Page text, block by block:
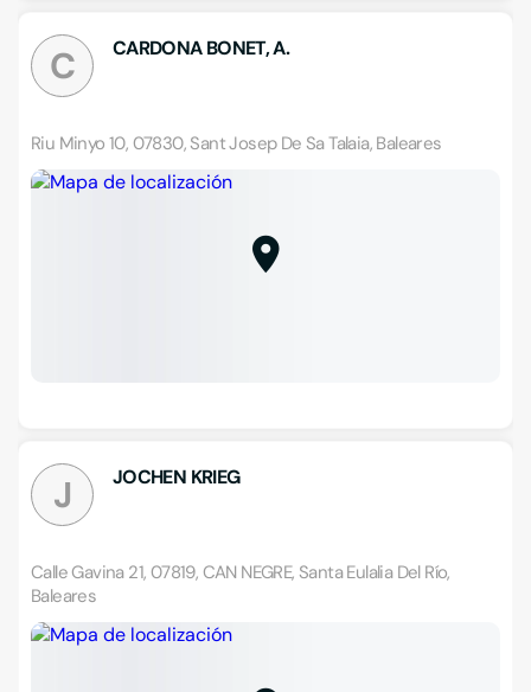
C CARDONA BONET, A.
Riu Minyo 10, 07830, Sant Josep De Sa Talaia, Baleares
J JOCHEN KRIEG
Calle Gavina 21, 07819, CAN NEGRE, Santa Eulalia Del Río,
Baleares